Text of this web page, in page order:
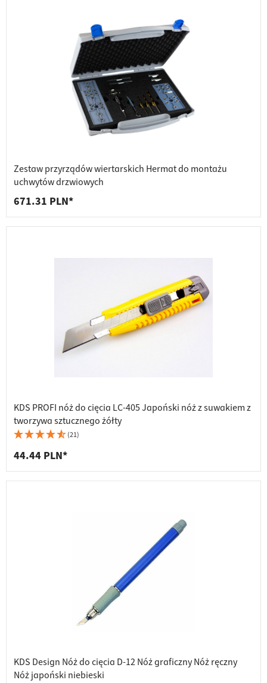
Zestaw przyrządów wiertarskich Hermat do montażu
uchwytów drzwiowych
671.31 PLN*
KDS PROFI nóż do cięcia LC-405 Japoński nóż z suwakiem z
tworzywa sztucznego żółty
(21)
44.44 PLN*
KDS Design Nóż do cięcia D-12 Nóż graficzny Nóż ręczny
Nóż japoński niebieski